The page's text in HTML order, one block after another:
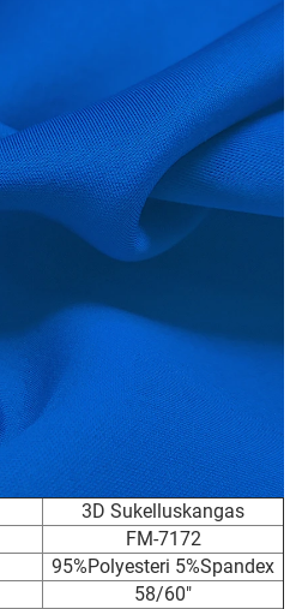
3D Sukelluskangas
FM-7172
95%Polyesteri 5%Spandex
58/60"